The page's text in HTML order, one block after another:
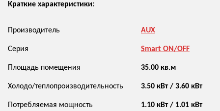
Краткие характеристики:
Производитель AUX
Серия Smart ON/OFF
Площадь помещения 35.00 кв.м
Холодо/теплопроизводительность 3.50 кВт / 3.60 кВт
Потребляемая мощность 1.10 кВт / 1.01 кВт